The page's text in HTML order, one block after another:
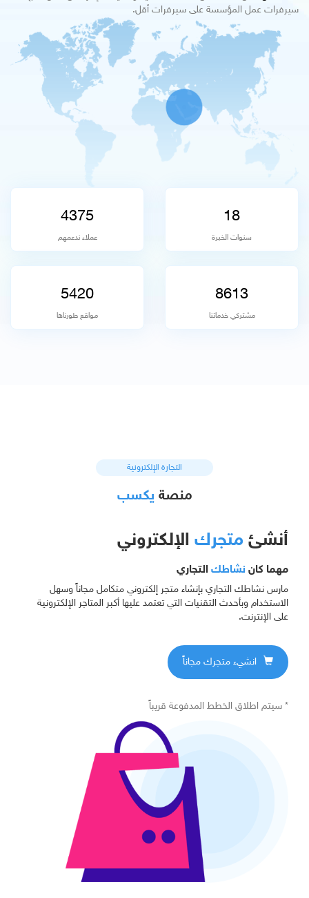
سيرفرات عمل المؤسسة على سيرفرات أقل.
4375
عملاء ندعمهم
18
سنوات الخبرة
5420
مواقع طورناها
8613
مشتركي خدماتنا
التجارة الإلكترونية
منصة يكسب
أنشئ متجرك الإلكتروني
مهما كان نشاطك التجاري
مارس نشاطك التجاري بإنشاء متجر إلكتروني متكامل مجاناً وسهل
الاستخدام وبأحدث التقنيات التي تعتمد عليها أكبر المتاجر الإلكترونية
على الإنترنت.
انشيء متجرك مجاناً
سيتم اطلاق الخطط المدفوعة قريباً *